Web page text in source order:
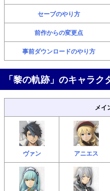
セーブのやり方
前作からの変更点
事前ダウンロードのやり方
「黎の軌跡」のキャラク
メイ
ヴァン アニエス